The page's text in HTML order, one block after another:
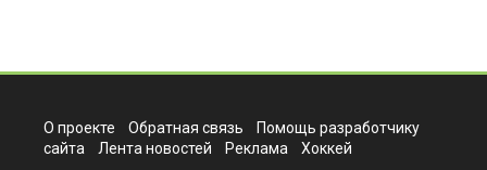
О проекте Обратная связь
Помощь разработчику
сайта
Лента новостей Реклама Хоккей